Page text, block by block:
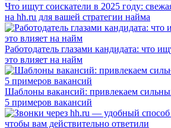
Что ищут соискатели в 2025 году:
на hh.ru для вашей стратегии найма
Работодатель глазами кандидата: что
это влияет на найм
Шаблоны вакансий: привлекаем
5 примеров вакансий